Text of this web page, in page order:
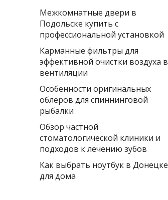
Межкомнатные двери в
Подольске купить с
профессиональной установкой
Карманные фильтры для
эффективной очистки воздуха в
вентиляции
Особенности оригинальных
облеров для спиннинговой
рыбалки
Обзор частной
стоматологической клиники и
подходов к лечению зубов
Как выбрать ноутбук в Донецке
для дома